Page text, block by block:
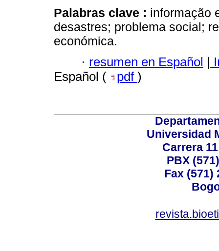
Palabras clave : informação
desastres; problema social;
económica.
· resumen en Español |
Español (
pdf )
Universidad
Carrera
PBX
Fax (571)